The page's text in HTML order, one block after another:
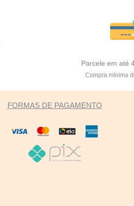
Parcele em até
Compra mínima
FORMAS DE PAGAMENTO